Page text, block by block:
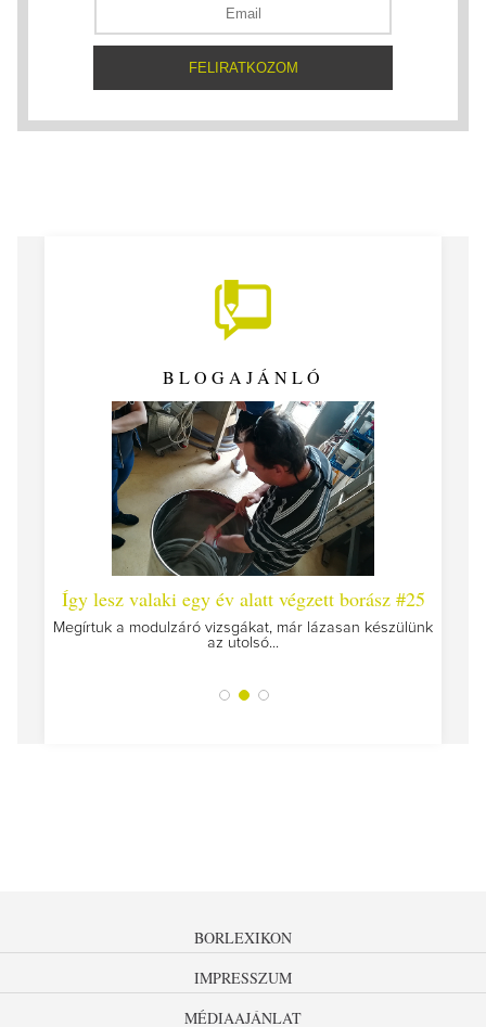
BLOGAJÁNLÓ
Így lesz valaki egy év alatt végzett borász #25
Megírtuk a modulzáró vizsgákat, már lázasan készülünk
az utolsó...
BORLEXIKON
IMPRESSZUM
MÉDIAAJÁNLAT